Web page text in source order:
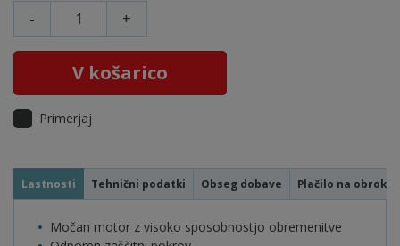
- +
V košarico
Primerjaj
Lastnosti Tehnični podatki Obseg dobave Plačilo na obroke
Močan motor z visoko sposobnostjo obremenitve